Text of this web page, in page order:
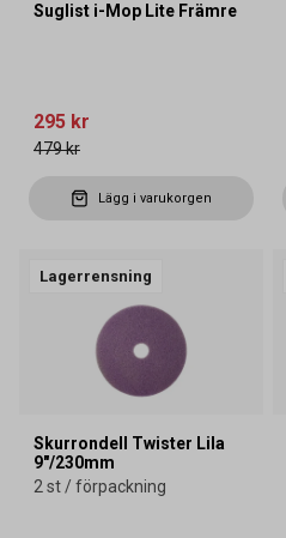
Suglist i-Mop Lite Främre
295 kr
479 kr
Lägg i varukorgen
Lagerrensning
Skurrondell Twister Lila
9"/230mm
2 st / förpackning